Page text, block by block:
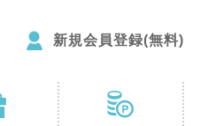
新規会員登録(無料)